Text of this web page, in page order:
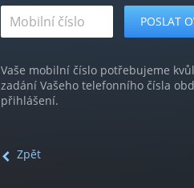
Vaše mobilní číslo potřebujeme
zadání Vašeho telefonního čísla
přihlášení.
Zpět